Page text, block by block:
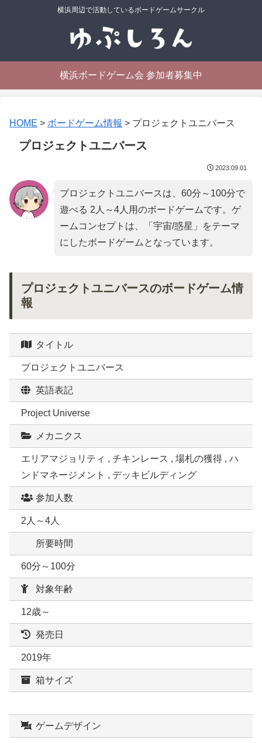
横浜周辺で活動しているボードゲームサークル
横浜ボードゲーム会 参加者募集中
HOME > ボードゲーム情報 > プロジェクトユニバース
プロジェクトユニバース
2023.09.01
プロジェクトユニバースは、60分～100分で
遊べる 2人～4人用のボードゲームです。ゲ
ームコンセプトは、「 宇宙/惑星 」をテーマ
にしたボードゲームとなっています。
プロジェクトユニバースのボードゲーム情
報
タイトル
プロジェクトユニバース
英語表記
Project Universe
メカニクス
エリアマジョリティ , チキンレース , 場札の獲得 , ハ
ンドマネージメント , デッキビルディング
参加人数
2人～4人
所要時間
60分～100分
対象年齢
12歳～
発売日
2019年
箱サイズ
ゲームデザイン